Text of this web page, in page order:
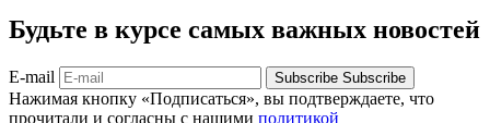
Будьте в курсе самых важных новостей
E-mail Subscribe Subscribe
Нажимая кнопку «Подписаться», вы подтверждаете, что
прочитали и согласны с нашими политикой